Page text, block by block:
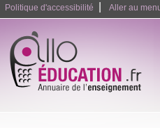
Politique d'accessibilité Aller au